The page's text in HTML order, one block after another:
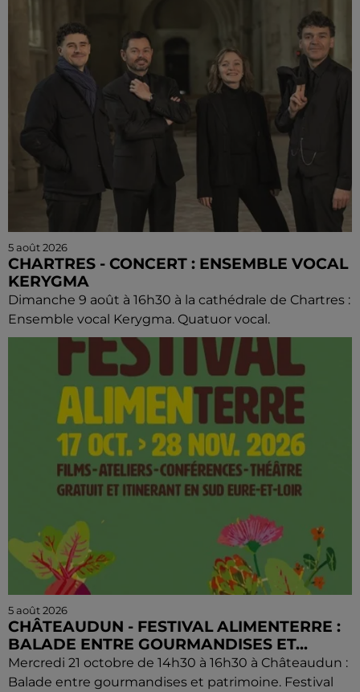
5 août 2026
CHARTRES - CONCERT : ENSEMBLE VOCAL
KERYGMA
Dimanche 9 août à 16h30 à la cathédrale de Chartres :
Ensemble vocal Kerygma. Quatuor vocal.
5 août 2026
CHÂTEAUDUN - FESTIVAL ALIMENTERRE :
BALADE ENTRE GOURMANDISES ET...
Mercredi 21 octobre de 14h30 à 16h30 à Châteaudun :
Balade entre gourmandises et patrimoine. Festival